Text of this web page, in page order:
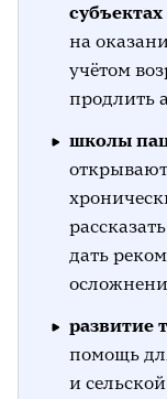
на
учётом
продлить
школы
дать
развитие
помощь
и